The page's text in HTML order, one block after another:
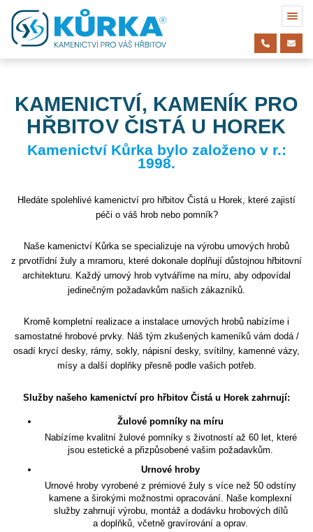
KAMENICTVÍ, KAMENÍK PRO
HŘBITOV ČISTÁ U HOREK
Kamenictví Kůrka bylo založeno v r.:
1998.
Hledáte spolehlivé kamenictví pro hřbitov Čistá u Horek, které zajistí
péči o váš hrob nebo pomník?
Naše kamenictví Kůrka se specializuje na výrobu urnových hrobů
z prvotřídní žuly a mramoru, které dokonale doplňují důstojnou hřbitovní
architekturu. Každý urnový hrob vytváříme na míru, aby odpovídal
jedinečným požadavkům našich zákazníků.
Kromě kompletní realizace a instalace urnových hrobů nabízíme i
samostatné hrobové prvky. Náš tým zkušených kameníků vám dodá /
osadí krycí desky, rámy, sokly, nápisní desky, svítilny, kamenné vázy,
mísy a další doplňky přesně podle vašich potřeb.
Služby našeho kamenictví pro hřbitov Čistá u Horek zahrnují:
Žulové pomníky na míru
Nabízíme kvalitní žulové pomníky s životností až 60 let, které
jsou estetické a přizpůsobené vašim požadavkům.
Urnové hroby
Urnové hroby vyrobené z prémiové žuly s více než 50 odstíny
kamene a širokými možnostmi opracování. Naše komplexní
služby zahrnují výrobu, montáž a dodávku hrobových dílů
a doplňků, včetně gravírování a oprav.